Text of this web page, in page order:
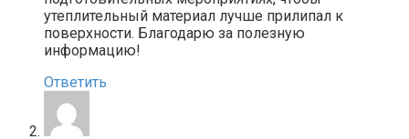
утеплительный материал лучше прилипал к
поверхности. Благодарю за полезную
информацию!
Ответить